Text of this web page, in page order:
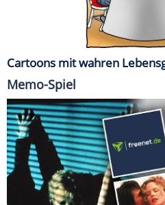
Cartoons mit wahren
Memo-Spiel